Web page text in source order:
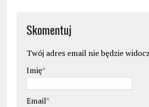
Skomentuj
Twój adres email nie będzie
Imię*
Email*